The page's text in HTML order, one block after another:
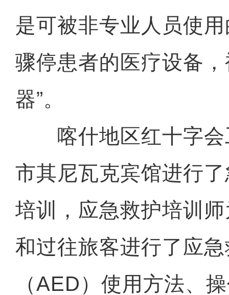
是可被非专业人员使
骤停患者的医疗设备
器”。
喀什地区红十字会
市其尼瓦克宾馆进行
培训，应急救护培训
和过往旅客进行了应
（AED）使用方法、